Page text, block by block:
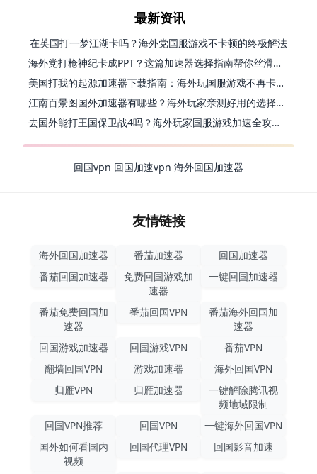
最新资讯
在英国打一梦江湖卡吗？海外党国服游戏不卡顿的终极解法
海外党打枪神纪卡成PPT？这篇加速器选择指南帮你丝滑上分
美国打我的起源加速器下载指南：海外玩国服游戏不再卡的终极方案
江南百景图国外加速器有哪些？海外玩家亲测好用的选择与避坑指南
去国外能打王国保卫战4吗？海外玩家国服游戏加速全攻略（附公主连结幻想江湖实测）
回国vpn 回国加速vpn 海外回国加速器
友情链接
海外回国加速器 番茄加速器
回国加速器
番茄回国加速器
免费回国游戏加
速器
一键回国加速器
番茄免费回国加
速器
番茄回国VPN
番茄海外回国加
速器
回国游戏加速器
回国游戏VPN
番茄VPN
翻墙回国VPN
游戏加速器
海外回国VPN
归雁VPN
归雁加速器
一键解除腾讯视
频地域限制
回国VPN推荐
回国VPN
一键海外回国VPN
国外如何看国内
视频
回国代理VPN 回国影音加速